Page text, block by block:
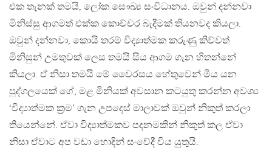
එක තැනක් තමයි, ලෝක සෞඛ්‍ය සංවිධානය. ඔවුන් දන්නවා
මිනිස්සු ආගමත් එක්ක කොච්චර බැදීමක් තියනවද කියලා.
ඔවුන් දන්නවා, කොයි තරම් විද්‍යාත්මක කරුණු කිව්වත්
මිනිසුන් උමතුවක් ලෙස තමයි සිය ආගම ගැන හිතන්නේ
කියලා. ඒ නිසා තමයි මේ වෛරසය හේතුවෙන් මිය යන
පුද්ගලයෙක් ගේ, මළ මිනියක් අවසාන කටයුතු කරන්න අවශ්‍ය
‘විද්‍යාත්මක ක්‍රම’ ගැන උපදෙස් මාලාවක් ඔවුන් නිකුත් කරලා
තියෙන්නේ. ඒවා විද්‍යාත්මකව පදනමකින් නිකුත් කල ඒවා
නිසා ඒවාට අප වඩා හොදින් සංවේදී විය යුතුයි.